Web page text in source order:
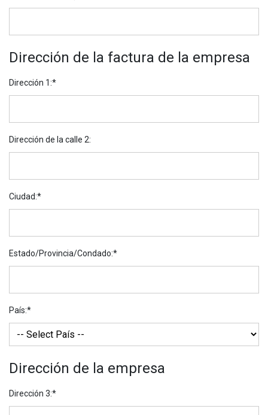
Dirección de la factura de la empresa
Dirección 1:*
Dirección de la calle 2:
Ciudad:*
Estado/Provincia/Condado:*
País:*
Dirección de la empresa
Dirección 3:*